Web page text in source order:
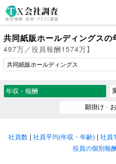
共同紙販ホールディングスの
497万／役員報酬1574万】
年収・報酬
願掛け ·
社員数 | 社員平均(年収・年齢) | 社員
役員の個別報